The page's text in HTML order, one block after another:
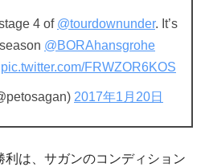
4 of @tourdownunder. It’s
@BORAhansgrohe
pic.twitter.com/FRWZOR6KOS
2017年1月20日
は、サガンのコンディション